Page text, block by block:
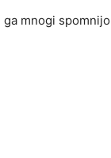
ga mnogi